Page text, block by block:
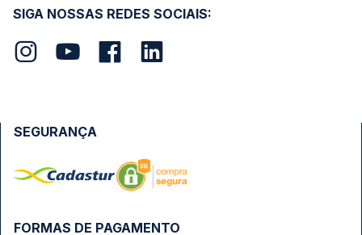
SIGA NOSSAS REDES SOCIAIS:
FORMAS DE PAGAMENTO
SEGURANÇA